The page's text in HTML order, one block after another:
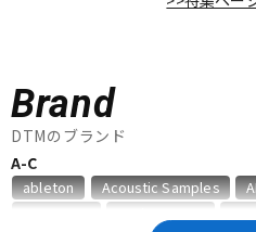
管楽器
アンプ
Brand
DTMのブランド
A-C
ableton Acoustic Samples